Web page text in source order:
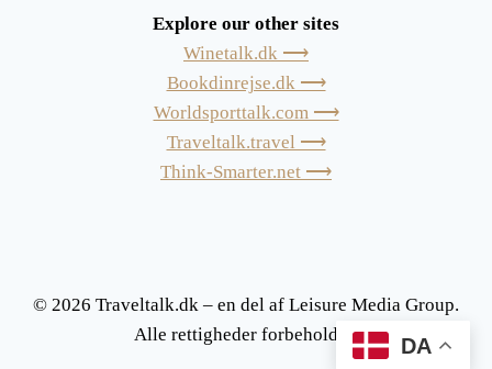
Explore our other sites
Winetalk.dk ⟶
Bookdinrejse.dk ⟶
Worldsporttalk.com ⟶
Traveltalk.travel ⟶
Think-Smarter.net ⟶
© 2026 Traveltalk.dk – en del af Leisure Media Group.
Alle rettigheder forbeholdes.
DA